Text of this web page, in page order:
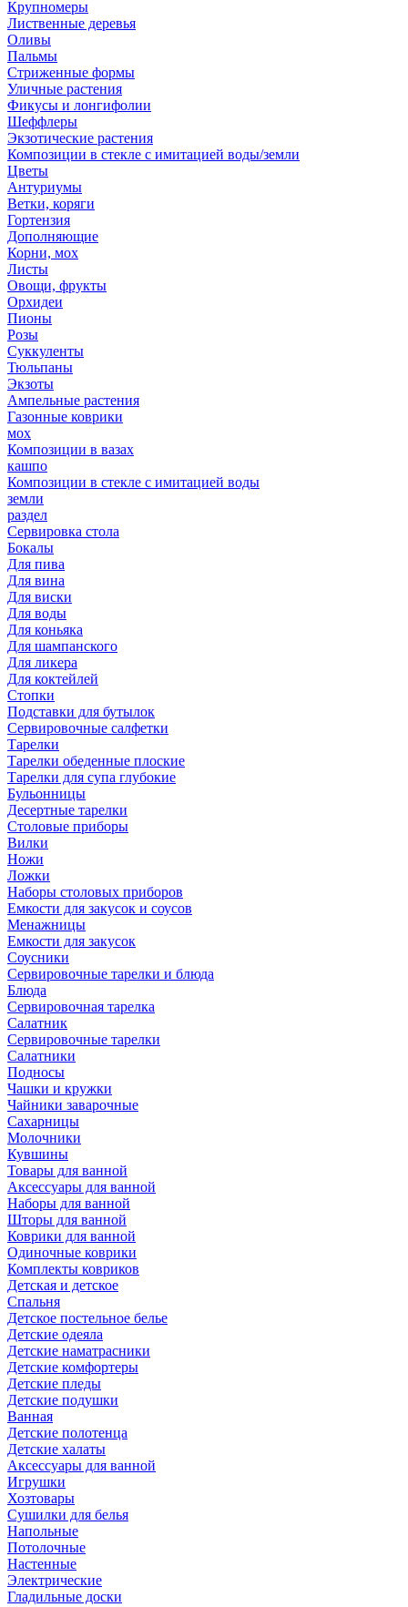
Крупномеры
Лиственные деревья
Оливы
Пальмы
Стриженные формы
Уличные растения
Фикусы и лонгифолии
Шеффлеры
Экзотические растения
Композиции в стекле с имитацией воды/земли
Цветы
Антуриумы
Ветки, коряги
Гортензия
Дополняющие
Корни, мох
Листы
Овощи, фрукты
Орхидеи
Пионы
Розы
Суккуленты
Тюльпаны
Экзоты
Ампельные растения
Газонные коврики
мох
Композиции в вазах
кашпо
Композиции в стекле с имитацией воды
земли
раздел
Сервировка стола
Бокалы
Для пива
Для вина
Для виски
Для воды
Для коньяка
Для шампанского
Для ликера
Для коктейлей
Стопки
Подставки для бутылок
Сервировочные салфетки
Тарелки
Тарелки обеденные плоские
Тарелки для супа глубокие
Бульонницы
Десертные тарелки
Столовые приборы
Вилки
Ножи
Ложки
Наборы столовых приборов
Емкости для закусок и соусов
Менажницы
Емкости для закусок
Соусники
Сервировочные тарелки и блюда
Блюда
Сервировочная тарелка
Салатник
Сервировочные тарелки
Салатники
Подносы
Чашки и кружки
Чайники заварочные
Сахарницы
Молочники
Кувшины
Товары для ванной
Аксессуары для ванной
Наборы для ванной
Шторы для ванной
Коврики для ванной
Одиночные коврики
Комплекты ковриков
Детская и детское
Спальня
Детское постельное белье
Детские одеяла
Детские наматрасники
Детские комфортеры
Детские пледы
Детские подушки
Ванная
Детские полотенца
Детские халаты
Аксессуары для ванной
Игрушки
Хозтовары
Сушилки для белья
Напольные
Потолочные
Настенные
Электрические
Гладильные доски